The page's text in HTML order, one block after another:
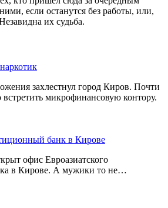
если останутся без работы, или,
их судьба.
захлестнул город Киров. Почти
микрофинансовую контору.
банк в Кирове
офис Евроазиатского
в Кирове. А мужики то не…